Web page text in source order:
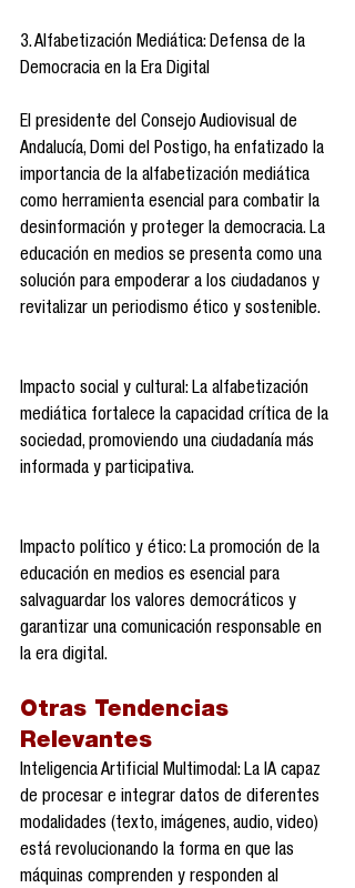
3. Alfabetización Mediática: Defensa de la
Democracia en la Era Digital
El presidente del Consejo Audiovisual de
Andalucía, Domi del Postigo, ha enfatizado la
importancia de la alfabetización mediática
como herramienta esencial para combatir la
desinformación y proteger la democracia. La
educación en medios se presenta como una
solución para empoderar a los ciudadanos y
revitalizar un periodismo ético y sostenible.
Impacto social y cultural: La alfabetización
mediática fortalece la capacidad crítica de la
sociedad, promoviendo una ciudadanía más
informada y participativa.
Impacto político y ético: La promoción de la
educación en medios es esencial para
salvaguardar los valores democráticos y
garantizar una comunicación responsable en
la era digital.
Otras Tendencias
Relevantes
Inteligencia Artificial Multimodal: La IA capaz
de procesar e integrar datos de diferentes
modalidades (texto, imágenes, audio, video)
está revolucionando la forma en que las
máquinas comprenden y responden al